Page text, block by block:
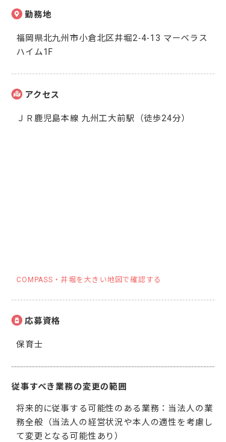
勤務地
福岡県北九州市小倉北区井堀2-4-13 マーベラス
ハイム1F
アクセス
ＪＲ鹿児島本線 九州工大前駅（徒歩24分）
COMPASS・井堀を大きい地図で確認する
応募資格
保育士
従事すべき業務の変更の範囲
将来的に従事する可能性のある業務：当法人の業
務全般（当法人の経営状況や本人の適性を考慮し
て変更となる可能性あり）